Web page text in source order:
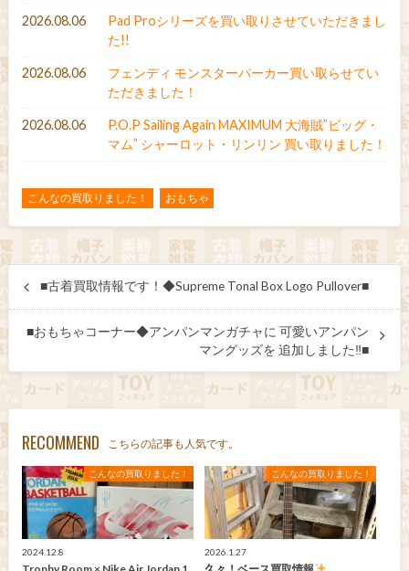
2026.08.06
Pad Proシリーズを買い取りさせていただきまし
た!!
2026.08.06
フェンディ モンスターパーカー買い取らせてい
ただきました！
2026.08.06
P.O.P Sailing Again MAXIMUM 大海賊”ビッグ・
マム” シャーロット・リンリン 買い取りました！
こんなの買取りました！ おもちゃ
■古着買取情報です！◆Supreme Tonal Box Logo Pullover■
■おもちゃコーナー◆アンパンマンガチャに 可愛いアンパン
マングッズを 追加しました‼■
RECOMMEND こちらの記事も人気です。
こんなの買取りました！
2024.12.8
こんなの買取りました！
2026.1.27